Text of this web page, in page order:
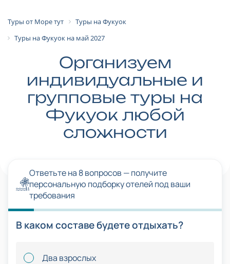
Туры от Море тут
Туры на Фукуок
Туры на Фукуок на май 2027
Организуем
индивидуальные и
групповые туры на
Фукуок любой
сложности
Ответьте на 8 вопросов — получите
персональную подборку отелей под ваши
требования
В каком составе будете отдыхать?
Два взрослых